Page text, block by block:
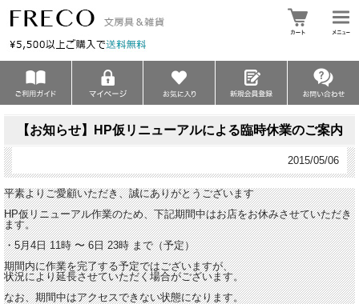
【お知らせ】HP仮リニューアルによる臨時休業のご案内
2015/05/06
平素よりご愛顧いただき、誠にありがとうございます
HP仮リニューアル作業のため、下記期間中はお店をお休みさせていただき
ます。
・5月4日 11時 〜 6日 23時 まで（予定）
期間内に作業を完了する予定ではございますが、
状況により延長させていただく場合がございます。
なお、期間中はアクセスできない状態になります。